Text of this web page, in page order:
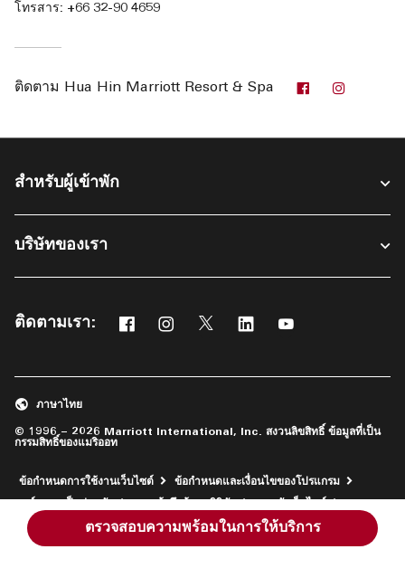
ตรวจสอบความพร้อมในการให้บริการ
โทรสาร: +66 32-90 4659
ติดตาม Hua Hin Marriott Resort & Spa Facebook
สำหรับผู้เข้าพัก​
บริษัทของเรา
ติดตามเรา:
Facebook
เปิดในหน้าต่างใหม่
Instagram
เปิดในหน้าต่างใหม่
Twitter
เปิดในหน้าต่างใหม่
Linkedin
เปิดในหน้าต่างใหม่
© 1996 – 2026 Marriott International, Inc. สงวนลิขสิทธิ์ ข้อมูลที่เป็น
กรรมสิทธิ์ของแมริออท
ภาษาไทย
ข้อกำหนดการใช้งานเว็บไซต์
ข้อกำหนดและเงื่อนไขของโปรแกรม
ช่วยเหลือ
เปิดในหน้าต่างใหม่